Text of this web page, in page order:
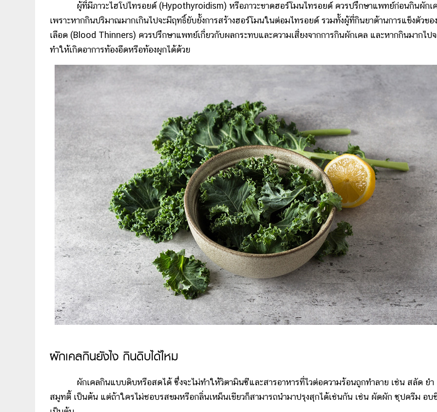
ผู้ที่มีภาวะไฮโปไทรอยด์ (Hypothyroidism) หรือภาวะขาดฮอร์โมนไทรอยด์ ควรปรึกษาแพทย์ก่อนกินผักเ
เพราะหากกินปริมาณมากเกินไปจะมีฤทธิ์ยับยั้งการสร้างฮอร์โมนในต่อมไทรอยด์ รวมทั้งผู้ที่กินยาต้านการแข็งตัวของ
เลือด (Blood Thinners) ควรปรึกษาแพทย์เกี่ยวกับผลกระทบและความเสี่ยงจากการกินผักเคล และหากกินมากไป
ทำให้เกิดอาการท้องอืดหรือท้องผูกได้ด้วย
ผักเคลกินยังไง กินดิบได้ไหม
ผักเคลกินแบบดิบหรือสดได้ ซึ่งจะไม่ทำให้วิตามินซีและสารอาหารที่ไวต่อความร้อนถูกทำลาย เช่น สลัด ยำ
สมูทตี้ เป็นต้น แต่ถ้าใครไม่ชอบรสขมหรือกลิ่นเหม็นเขียวก็สามารถนำมาปรุงสุกได้เช่นกัน เช่น ผัดผัก ซุปครีม อบ